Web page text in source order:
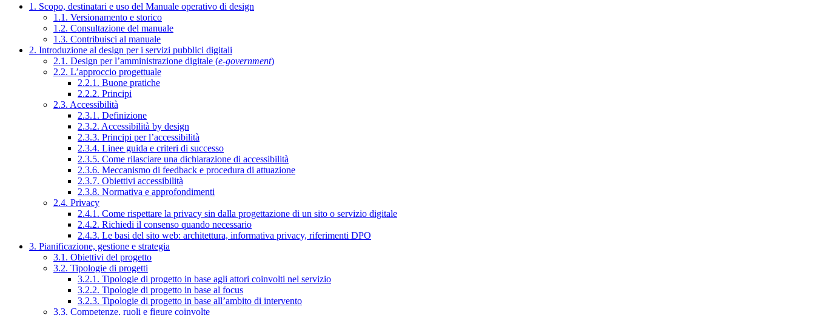
1. Scopo, destinatari e uso del Manuale operativo di design
1.1. Versionamento e storico
1.2. Consultazione del manuale
1.3. Contribuisci al manuale
2. Introduzione al design per i servizi pubblici digitali
2.1. Design per l’amministrazione digitale (e-government)
2.2. L’approccio progettuale
2.2.1. Buone pratiche
2.2.2. Principi
2.3. Accessibilità
2.3.1. Definizione
2.3.2. Accessibilità by design
2.3.3. Principi per l’accessibilità
2.3.4. Linee guida e criteri di successo
2.3.5. Come rilasciare una dichiarazione di accessibilità
2.3.6. Meccanismo di feedback e procedura di attuazione
2.3.7. Obiettivi accessibilità
2.3.8. Normativa e approfondimenti
2.4. Privacy
2.4.1. Come rispettare la privacy sin dalla progettazione di un sito o servizio digitale
2.4.2. Richiedi il consenso quando necessario
2.4.3. Le basi del sito web: architettura, informativa privacy, riferimenti DPO
3. Pianificazione, gestione e strategia
3.1. Obiettivi del progetto
3.2. Tipologie di progetti
3.2.1. Tipologie di progetto in base agli attori coinvolti nel servizio
3.2.2. Tipologie di progetto in base al focus
3.2.3. Tipologie di progetto in base all’ambito di intervento
3.3. Competenze, ruoli e figure coinvolte